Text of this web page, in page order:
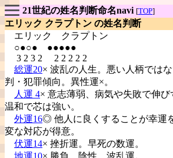
21世紀の姓名判断命名navi [TOP]
エリック クラプトン の姓名判断
エリック
クラプトン
○●○● ●●●●●
3 2 3 2 2 2 2 2 2
総運20× 波乱の人生。悪い人柄では
判・犯罪傾向。異性運×。
人運 4× 意志薄弱、病気や失敗で伸び
温和で芯は強い。
外運16◎ 他人に良くすることが幸運
変な対応が得意。
伏運14× 挫折運。早死の数運。
地運10× 勝負、陰性、波乱運。